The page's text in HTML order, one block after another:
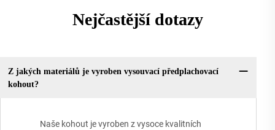
Nejčastější dotazy
Z jakých materiálů je vyroben vysouvací předplachovací
kohout?
Naše kohout je vyroben z vysoce kvalitních